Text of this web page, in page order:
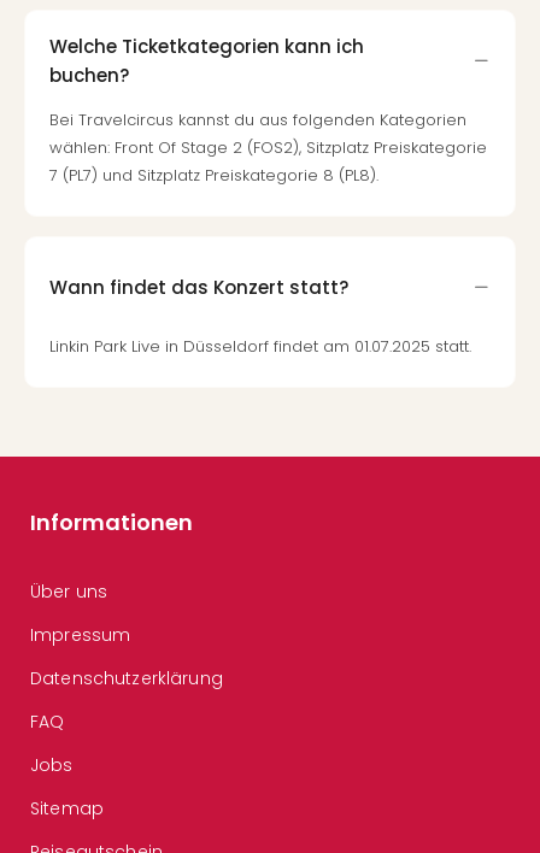
Welche Ticketkategorien kann ich
buchen?
Bei Travelcircus kannst du aus folgenden Kategorien
wählen: Front Of Stage 2 (FOS2), Sitzplatz Preiskategorie
7 (PL7) und Sitzplatz Preiskategorie 8 (PL8).
Wann findet das Konzert statt?
Linkin Park Live in Düsseldorf findet am 01.07.2025 statt.
Informationen
Über uns
Impressum
Datenschutzerklärung
FAQ
Jobs
Sitemap